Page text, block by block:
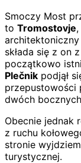
Smoczy Most
to Tromostovje
architektoniczny
składa się z on
początkowo
Plečnik podjął
przepustowości
dwóch
Obecnie jednak
z ruchu
stronie
turystycznej.